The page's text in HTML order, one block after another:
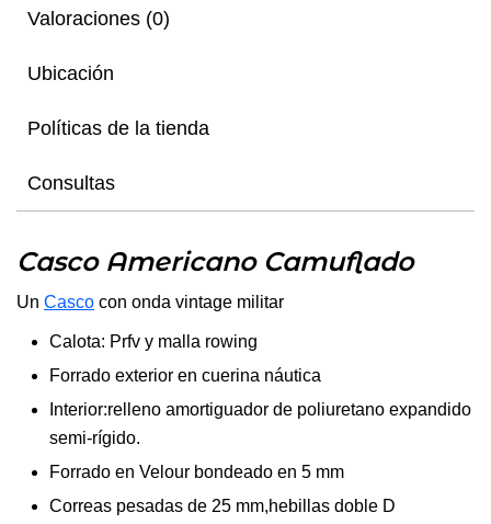
Valoraciones (0)
Ubicación
Políticas de la tienda
Consultas
Casco Americano Camuflado
Un Casco con onda vintage militar
Calota: Prfv y malla rowing
Forrado exterior en cuerina náutica
Interior:relleno amortiguador de poliuretano expandido
semi-rígido.
Forrado en Velour bondeado en 5 mm
Correas pesadas de 25 mm,hebillas doble D